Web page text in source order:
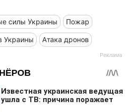
силы Украины Пожар
Украины Атака дронов